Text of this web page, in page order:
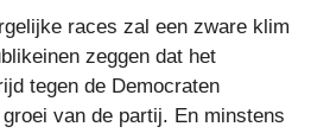
races zal een zware klim
zeggen dat het
tegen de Democraten
van de partij. En minstens